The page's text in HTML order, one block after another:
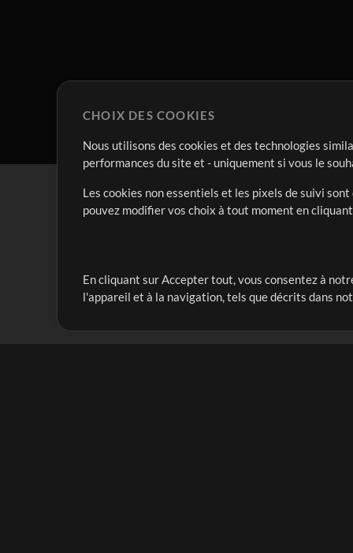
Notre mission est de servir les responsables de
créant des ressources qui leur permettent
CHOIX DES COOKIES
Nous utilisons des cookies et des technologies
performances du site et - uniquement si vous le
Les cookies non essentiels et les pixels de suivi
pouvez modifier vos choix à tout moment en
En cliquant sur Accepter tout, vous consentez à
l'appareil et à la navigation, tels que décrits dans